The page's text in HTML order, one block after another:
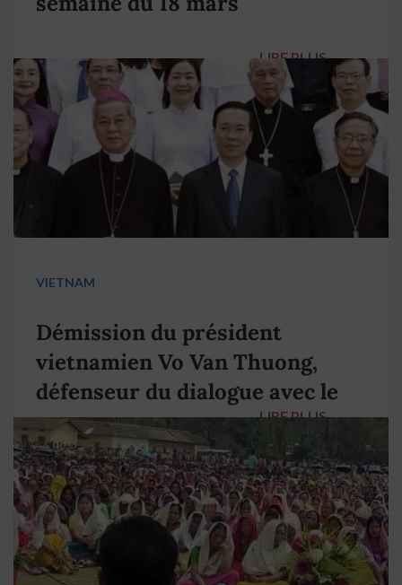
LIRE PLUS →
VIETNAM
Démission du président
vietnamien Vo Van Thuong,
défenseur du dialogue avec le
pape François
LIRE PLUS →